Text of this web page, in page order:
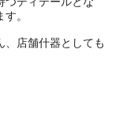
。
、店舗什器としても